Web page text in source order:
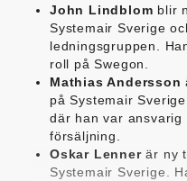
John Lindblom blir
Systemair Sverige
ledningsgruppen.
roll på Swegon.
Mathias Andersson
på Systemair
där han var
försäljning.
Oskar Lennerär ny
Systemair Sverige.